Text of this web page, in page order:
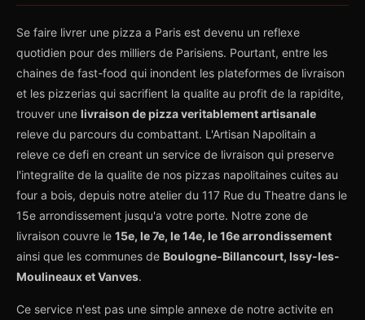
Se faire livrer une pizza a Paris est devenu un reflexe
quotidien pour des milliers de Parisiens. Pourtant, entre les
chaines de fast-food qui inondent les plateformes de livraison
et les pizzerias qui sacrifient la qualite au profit de la rapidite,
trouver une livraison de pizza veritablement artisanale
releve du parcours du combattant. L'Artisan Napolitain a
releve ce defi en creant un service de livraison qui preserve
l'integralite de la qualite de nos pizzas napolitaines cuites au
four a bois, depuis notre atelier du 117 Rue du Theatre dans le
15e arrondissement jusqu'a votre porte. Notre zone de
livraison couvre le 15e, le 7e, le 14e, le 16e arrondissement
ainsi que les communes de Boulogne-Billancourt, Issy-les-
Moulineaux et Vanves.
Ce service n'est pas une simple annexe de notre activite en